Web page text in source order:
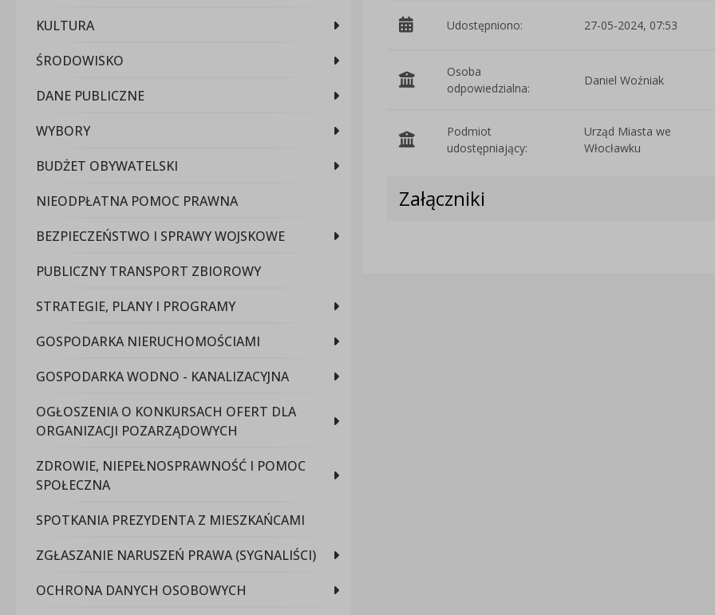
KULTURA
ŚRODOWISKO
DANE PUBLICZNE
WYBORY
BUDŻET OBYWATELSKI
NIEODPŁATNA POMOC PRAWNA
BEZPIECZEŃSTWO I SPRAWY WOJSKOWE
PUBLICZNY TRANSPORT ZBIOROWY
STRATEGIE, PLANY I PROGRAMY
GOSPODARKA NIERUCHOMOŚCIAMI
GOSPODARKA WODNO - KANALIZACYJNA
OGŁOSZENIA O KONKURSACH OFERT DLA
ORGANIZACJI POZARZĄDOWYCH
ZDROWIE, NIEPEŁNOSPRAWNOŚĆ I POMOC
SPOŁECZNA
SPOTKANIA PREZYDENTA Z MIESZKAŃCAMI
ZGŁASZANIE NARUSZEŃ PRAWA (SYGNALIŚCI)
OCHRONA DANYCH OSOBOWYCH
Udostępniono: 27-05-2024, 07:53
Osoba
odpowiedzialna:
Daniel Woźniak
Podmiot
udostępniający:
Urząd Miasta we
Włocławku
Załączniki